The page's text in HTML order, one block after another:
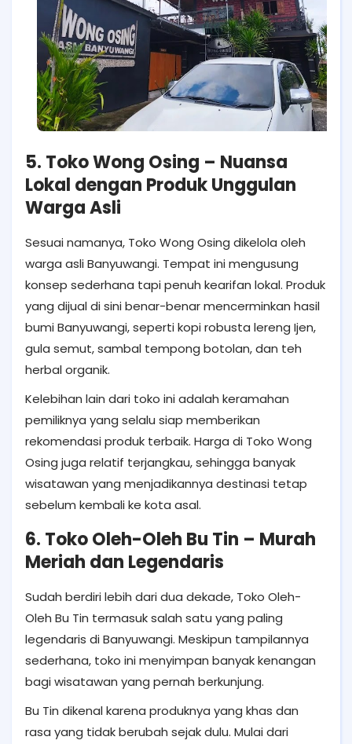
5. Toko Wong Osing – Nuansa
Lokal dengan Produk Unggulan
Warga Asli
Sesuai namanya, Toko Wong Osing dikelola oleh
warga asli Banyuwangi. Tempat ini mengusung
konsep sederhana tapi penuh kearifan lokal. Produk
yang dijual di sini benar-benar mencerminkan hasil
bumi Banyuwangi, seperti kopi robusta lereng Ijen,
gula semut, sambal tempong botolan, dan teh
herbal organik.
Kelebihan lain dari toko ini adalah keramahan
pemiliknya yang selalu siap memberikan
rekomendasi produk terbaik. Harga di Toko Wong
Osing juga relatif terjangkau, sehingga banyak
wisatawan yang menjadikannya destinasi tetap
sebelum kembali ke kota asal.
6. Toko Oleh-Oleh Bu Tin – Murah
Meriah dan Legendaris
Sudah berdiri lebih dari dua dekade, Toko Oleh-
Oleh Bu Tin termasuk salah satu yang paling
legendaris di Banyuwangi. Meskipun tampilannya
sederhana, toko ini menyimpan banyak kenangan
bagi wisatawan yang pernah berkunjung.
Bu Tin dikenal karena produknya yang khas dan
rasa yang tidak berubah sejak dulu. Mulai dari